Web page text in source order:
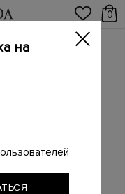
0
/ Женские блузы
Punto Luce
на